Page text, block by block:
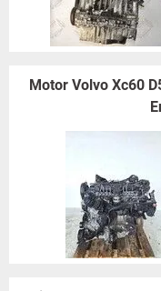
Motor Volvo Xc60